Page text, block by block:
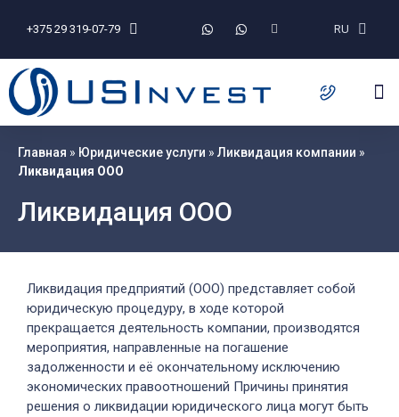
+375 29 319-07-79 RU
Главная » Юридические услуги » Ликвидация компании »
Ликвидация ООО
Ликвидация ООО
Ликвидация предприятий (ООО) представляет собой
юридическую процедуру, в ходе которой
прекращается деятельность компании, производятся
мероприятия, направленные на погашение
задолженности и её окончательному исключению
экономических правоотношений Причины принятия
решения о ликвидации юридического лица могут быть